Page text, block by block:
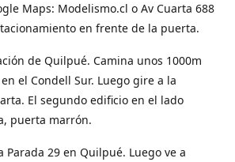
Maps: Modelismo.cl o Av Cuarta 688
en frente de la puerta.
de Quilpué. Camina unos 1000m
el Condell Sur. Luego gire a la
El segundo edificio en el lado
puerta marrón.
Parada 29 en Quilpué. Luego ve a